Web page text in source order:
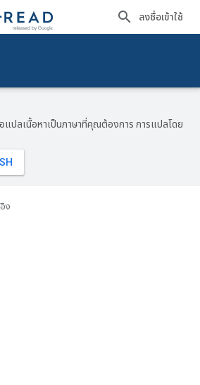
ลงชื่อเข้าใช้
แปลเนื้อหาเป็นภาษาที่คุณต้องการ การแปลโดย
ง